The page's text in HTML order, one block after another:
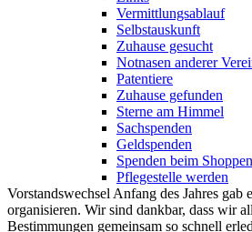
Vermittlungsablauf
Selbstauskunft
Zuhause gesucht
Notnasen anderer
Patentiere
Zuhause gefunden
Sterne am Himmel
Sachspenden
Geldspenden
Spenden beim Shoppen
Pflegestelle werden
Vorstandswechsel Anfang des Jahres gab
organisieren. Wir sind dankbar, dass wir
Bestimmungen gemeinsam so schnell